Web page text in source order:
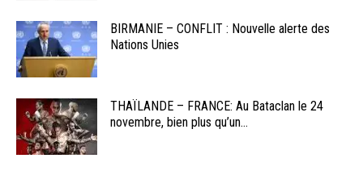
BIRMANIE – CONFLIT : Nouvelle alerte des
Nations Unies
THAÏLANDE – FRANCE: Au Bataclan le 24
novembre, bien plus qu’un...